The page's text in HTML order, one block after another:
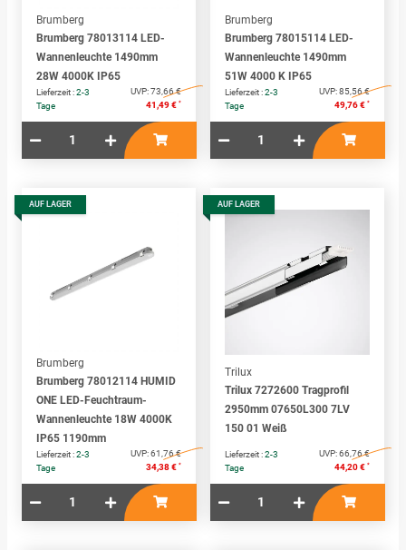
Brumberg
Brumberg 78013114 LED-
Wannenleuchte 1490mm
28W 4000K IP65
Lieferzeit :2-3
Tage
UVP:73,66 €
41,49 € *
Brumberg
Brumberg 78015114 LED-
Wannenleuchte 1490mm
51W 4000 K IP65
Lieferzeit :2-3
Tage
UVP:85,56 €
49,76 € *
AUF LAGER
Brumberg
Brumberg 78012114 HUMID
ONE LED-Feuchtraum-
Wannenleuchte 18W 4000K
IP65 1190mm
Lieferzeit :2-3
Tage
UVP:61,76 €
34,38 € *
AUF LAGER
Trilux
Trilux 7272600 Tragprofil
2950mm 07650L300 7LV
150 01 Weiß
Lieferzeit :2-3
Tage
UVP:66,76 €
44,20 € *